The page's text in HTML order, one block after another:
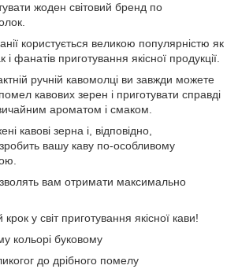
жоден світовий бренд по
користується великою популярністю як
і фанатів приготування якісної продукції.
ручній кавомолці ви завжди можете
кавових зерен і приготувати справді
ароматом і смаком.
кавові зерна і, відповідно,
вашу каву по-особливому
вам отримати максимально
у світ приготування якісної кави!
кольорі буковому
до дрібного помелу